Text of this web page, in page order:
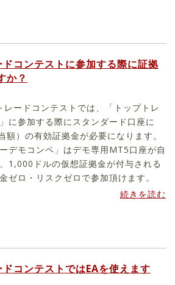
コンテストに参加する際に証拠
か？
レードコンテストでは、「トップトレ
に参加する際にスタンダード口座に
額）の有効証拠金が必要になります。
ーデモコンペ」はデモ専用MT5口座が自
1,000ドルの仮想証拠金が付与される
ゼロ・リスクゼロで参加頂けます。
続きを読む
コンテストではEAを使えます